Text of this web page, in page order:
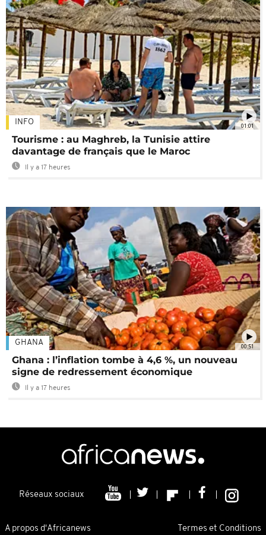
01:01
INFO
Tourisme : au Maghreb, la Tunisie attire
davantage de français que le Maroc
Il y a 17 heures
00:51
GHANA
Ghana : l’inflation tombe à 4,6 %, un nouveau
signe de redressement économique
Il y a 17 heures
Réseaux sociaux
A propos d'Africanews Termes et Conditions